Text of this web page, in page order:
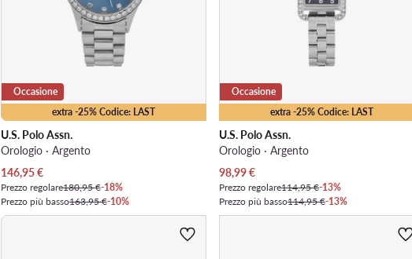
extra -25% Codice: LAST
Occasione
U.S. Polo Assn.
Orologio · Argento
Prezzo attuale
146,95€
Prezzo regolare180,95 €-18%
Prezzo più basso163,95 €-10%
extra -25% Codice: LAST
Occasione
U.S. Polo Assn.
Orologio · Argento
Prezzo attuale
98,99€
Prezzo regolare114,95 €-13%
Prezzo più basso114,95 €-13%